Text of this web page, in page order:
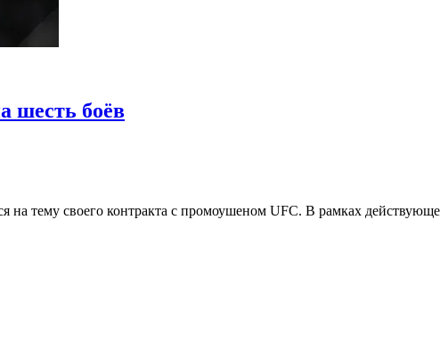
шесть боёв
тему своего контракта с промоушеном UFC. В рамках